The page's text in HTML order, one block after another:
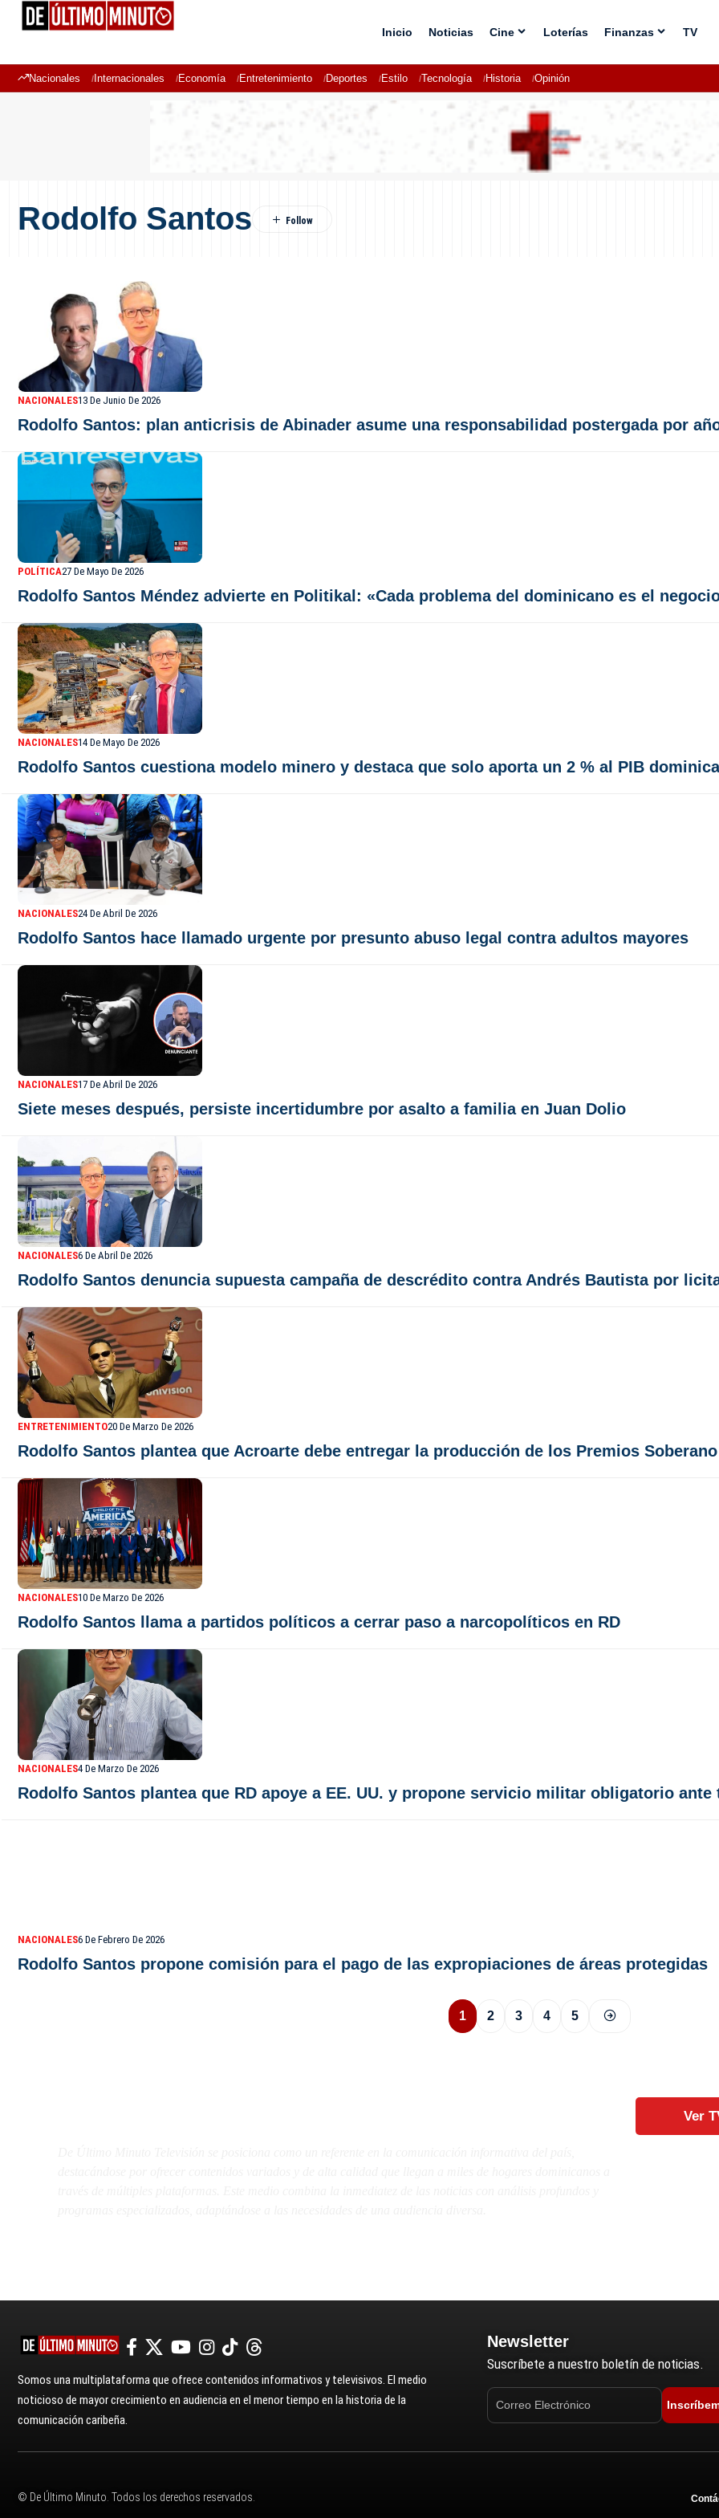
Inicio Noticias Cine Loterías Finanzas TV
Nacionales Internacionales Economía Entretenimiento Deportes Estilo Tecnología Historia Opinión
Rodolfo Santos
NACIONALES13 De Junio De 2026
Rodolfo Santos: plan anticrisis de Abinader asume una responsabilidad postergada por
POLÍTICA27 De Mayo De 2026
Rodolfo Santos Méndez advierte en Politikal: «Cada problema del dominicano es el
NACIONALES14 De Mayo De 2026
Rodolfo Santos cuestiona modelo minero y destaca que solo aporta un 2 % al PIB
NACIONALES24 De Abril De 2026
Rodolfo Santos hace llamado urgente por presunto abuso legal contra adultos mayores
NACIONALES17 De Abril De 2026
Siete meses después, persiste incertidumbre por asalto a familia en Juan Dolio
NACIONALES6 De Abril De 2026
Rodolfo Santos denuncia supuesta campaña de descrédito contra Andrés Bautista por
ENTRETENIMIENTO20 De Marzo De 2026
Rodolfo Santos plantea que Acroarte debe entregar la producción de los Premios
NACIONALES10 De Marzo De 2026
Rodolfo Santos llama a partidos políticos a cerrar paso a narcopolíticos en RD
NACIONALES4 De Marzo De 2026
Rodolfo Santos plantea que RD apoye a EE. UU. y propone servicio militar obligatorio
NACIONALES6 De Febrero De 2026
Rodolfo Santos propone comisión para el pago de las expropiaciones de áreas protegidas
1 2 3 4 5
Ver
Somos una multiplataforma que ofrece contenidos informativos y televisivos. El medio
noticioso de mayor crecimiento en audiencia en el menor tiempo en la historia de la
comunicación caribeña.
Newsletter
Suscríbete a nuestro boletín de noticias.
© De Último Minuto. Todos los derechos reservados.